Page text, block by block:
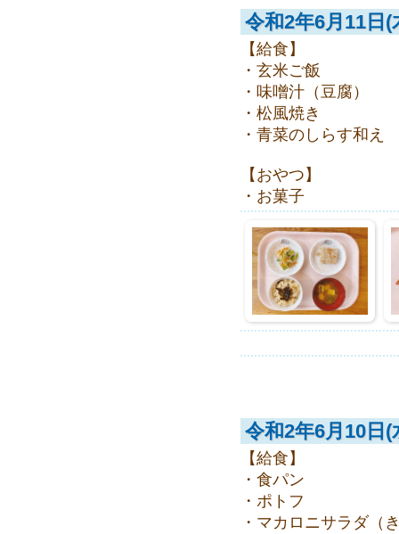
令和2年6月11日(
【給食】
・玄米ご飯
・味噌汁（豆腐）
・松風焼き
・青菜のしらす和え
【おやつ】
・お菓子
令和2年6月10日(
【給食】
・食パン
・ポトフ
・マカロニサラダ（